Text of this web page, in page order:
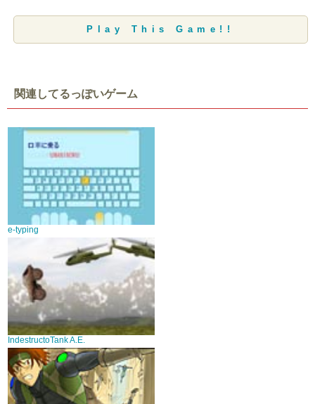
Play This Game!!
関連してるっぽいゲーム
e-typing
IndestructoTank A.E.